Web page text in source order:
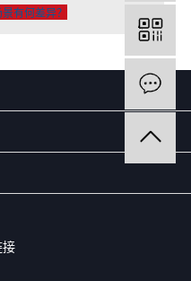
有何差异？